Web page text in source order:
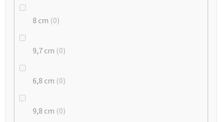
8 cm 0
9,7 cm 0
6,8 cm 0
9,8 cm 0